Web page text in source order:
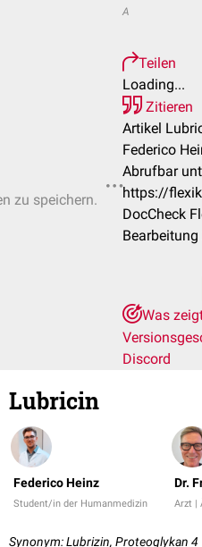
zu speichern.
A
Teilen
Loading...
Zitieren
Artikel
Federico
Abrufbar
https://
DocCheck
Was
Discord
Lubricin
Federico Heinz
Student/in der Humanmedizin
Dr.
Arzt |
Synonym: Lubrizin, Proteoglykan 4